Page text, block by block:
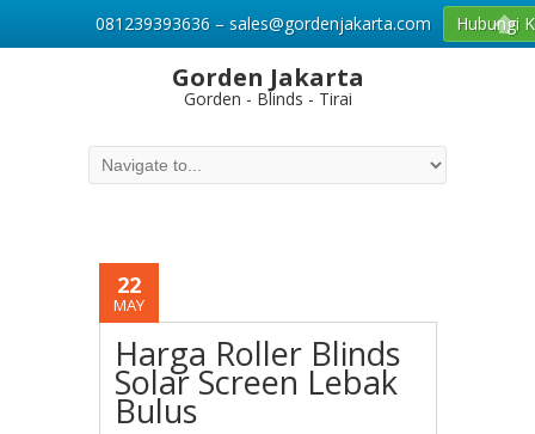
Gorden Jakarta
Gorden - Blinds - Tirai
22
MAY
Harga Roller Blinds
Solar Screen Lebak
Bulus
081239393636 – sales@gordenjakarta.com Hubungi